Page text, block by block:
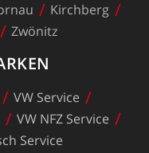
Kirchberg
Zwönitz
VW Service
VW NFZ Service
Service